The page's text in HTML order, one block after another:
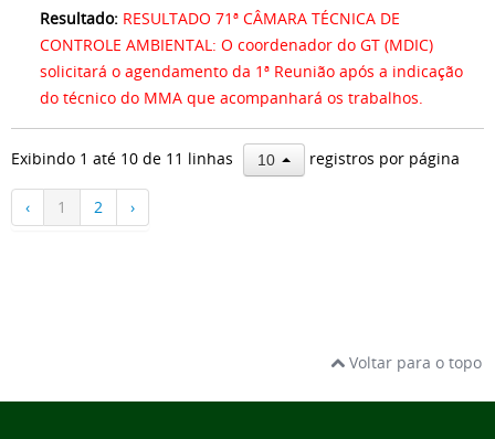
Resultado: RESULTADO 71ª CÂMARA TÉCNICA DE
CONTROLE AMBIENTAL: O coordenador do GT (MDIC)
solicitará o agendamento da 1ª Reunião após a indicação
do técnico do MMA que acompanhará os trabalhos.
Exibindo 1 até 10 de 11 linhas 10 registros por página
‹ 1 2 ›
Voltar para o topo